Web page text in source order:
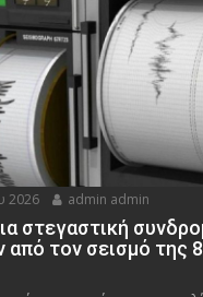
2026 admin admin
στεγαστική
από τον σεισμό της